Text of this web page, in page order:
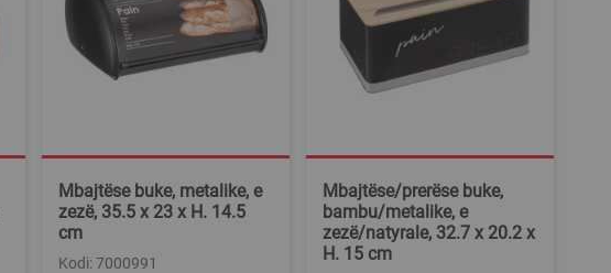
Mbajtëse buke, metalike, e
zezë, 35.5 x 23 x H. 14.5
cm
Kodi: 7000991
Mbajtëse/prerëse buke,
bambu/metalike, e
zezë/natyrale, 32.7 x 20.2 x
H. 15 cm